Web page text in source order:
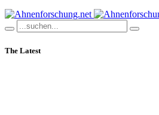
The Latest